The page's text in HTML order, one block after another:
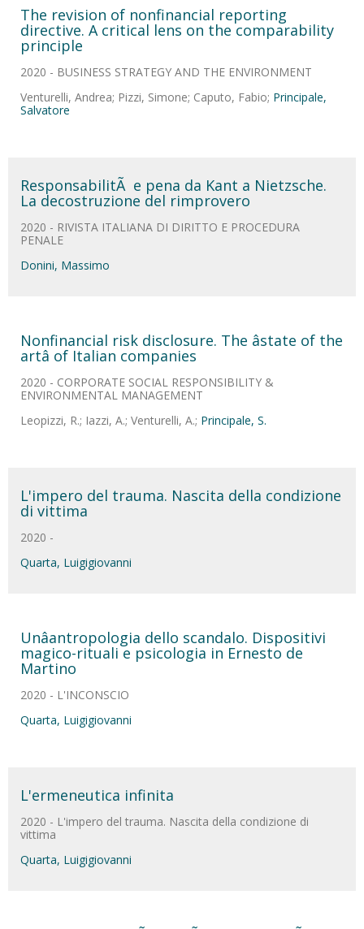
The revision of nonfinancial reporting
directive. A critical lens on the comparability
principle
2020 - BUSINESS STRATEGY AND THE ENVIRONMENT
Venturelli, Andrea; Pizzi, Simone; Caputo, Fabio; Principale,
Salvatore
ResponsabilitÃ e pena da Kant a Nietzsche.
La decostruzione del rimprovero
2020 - RIVISTA ITALIANA DI DIRITTO E PROCEDURA
PENALE
Donini, Massimo
Nonfinancial risk disclosure. The âstate of the
artâ of Italian companies
2020 - CORPORATE SOCIAL RESPONSIBILITY &
ENVIRONMENTAL MANAGEMENT
Leopizzi, R.; Iazzi, A.; Venturelli, A.; Principale, S.
L'impero del trauma. Nascita della condizione
di vittima
2020 -
Quarta, Luigigiovanni
Unâantropologia dello scandalo. Dispositivi
magico-rituali e psicologia in Ernesto de
Martino
2020 - L'INCONSCIO
Quarta, Luigigiovanni
L'ermeneutica infinita
2020 - L'impero del trauma. Nascita della condizione di
vittima
Quarta, Luigigiovanni